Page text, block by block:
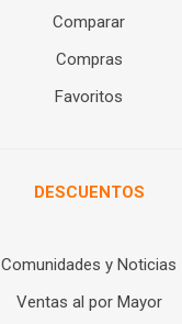
Comparar
Compras
Favoritos
DESCUENTOS
Comunidades y Noticias
Ventas al por Mayor